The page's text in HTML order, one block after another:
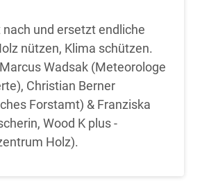
und ersetzt endliche
nützen, Klima schützen.
Wadsak (Meteorologe
Christian Berner
Forstamt) & Franziska
Wood K plus -
Holz).